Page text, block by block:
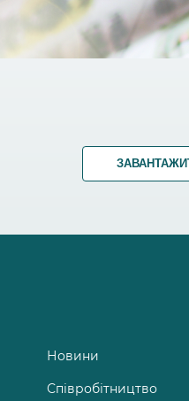
Новини
Співробітництво